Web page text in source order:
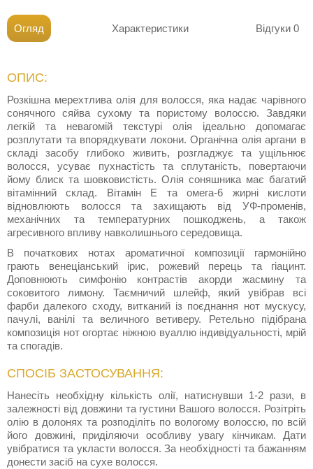
Огляд Характеристики Відгуки 0
ОПИС:
Розкішна мерехтлива олія для волосся, яка надає чарівного
сонячного сяйва сухому та пористому волоссю. Завдяки
легкій та невагомій текстурі олія ідеально допомагає
розплутати та впорядкувати локони. Органічна олія аргани в
складі засобу глибоко живить, розгладжує та ущільнює
волосся, усуває пухнастість та сплутаність, повертаючи
йому блиск та шовковистість. Олія соняшника має багатий
вітамінний склад. Вітамін Е та омега-6 жирні кислоти
відновлюють волосся та захищають від УФ-променів,
механічних та температурних пошкоджень, а також
агресивного впливу навколишнього середовища.
В початкових нотах ароматичної композиції гармонійно
грають венеціанський ірис, рожевий перець та гіацинт.
Доповнюють симфонію контрастів акорди жасмину та
соковитого лимону. Таємничий шлейф, який увібрав всі
фарби далекого сходу, витканий із поєднання нот мускусу,
пачулі, ванілі та величного ветиверу. Ретельно підібрана
композиція нот огортає ніжною вуаллю індивідуальності, мрій
та спогадів.
СПОСІБ ЗАСТОСУВАННЯ:
Нанесіть необхідну кількість олії, натиснувши 1-2 рази, в
залежності від довжини та густини Вашого волосся. Розітріть
олію в долонях та розподіліть по вологому волоссю, по всій
його довжині, приділяючи особливу увагу кінчикам. Дати
увібратися та укласти волосся. За необхідності та бажанням
донести засіб на сухе волосся.